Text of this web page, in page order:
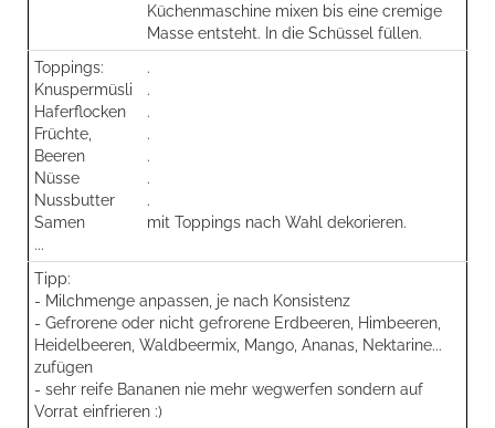
Küchenmaschine mixen bis eine cremige
Masse entsteht. In die Schüssel füllen.
Toppings:
Knuspermüsli
Haferflocken
Früchte,
Beeren
Nüsse
Nussbutter
Samen
...
.
.
.
.
.
.
.
mit Toppings nach Wahl dekorieren.
Tipp:
- Milchmenge anpassen, je nach Konsistenz
- Gefrorene oder nicht gefrorene Erdbeeren, Himbeeren,
Heidelbeeren, Waldbeermix, Mango, Ananas, Nektarine...
zufügen
- sehr reife Bananen nie mehr wegwerfen sondern auf
Vorrat einfrieren :)